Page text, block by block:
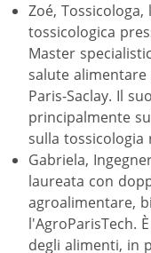
Zoé,
tossicologica
Master
salute alimentare
Paris-Saclay. Il
principalmente
sulla tossicologia
Gabriela,
laureata con
agroalimentare,
l'AgroParisTech.
degli alimenti, in